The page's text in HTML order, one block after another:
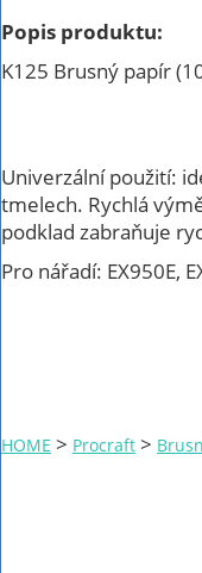
Popis produktu:
K125 Brusný papír
Univerzální použití:
tmelech. Rychlá
podklad zabraňuje
Pro nářadí: EX950E,
HOME > Procraft >